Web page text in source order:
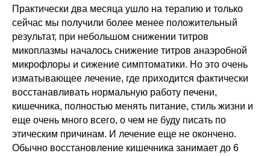
Практически два месяца ушло на терапию и только
сейчас мы получили более менее положительный
результат, при небольшом снижении титров
микоплазмы началось снижение титров анаэробной
микрофлоры и сижение симптоматики. Но это очень
изматывающее лечение, где приходится фактически
восстанавливать нормальную работу печени,
кишечника, полностью менять питание, стиль жизни и
еще очень много всего, о чем не буду писать по
этическим причинам. И лечение еще не окончено.
Обычно восстановление кишечника занимает до 6